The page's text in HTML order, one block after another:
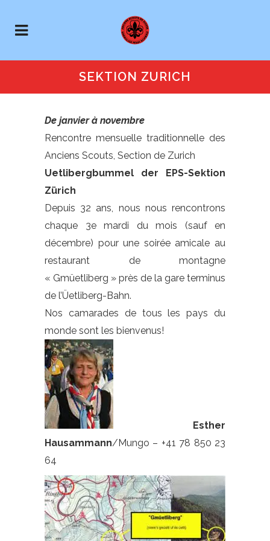
SEKTION ZURICH
De janvier à novembre
Rencontre mensuelle traditionnelle des
Anciens Scouts, Section de Zurich
Uetlibergbummel der EPS-Sektion
Zürich
Depuis 32 ans, nous nous rencontrons
chaque 3e mardi du mois (sauf en
décembre) pour une soirée amicale au
restaurant de montagne
« Gmüetliberg » près de la gare terminus
de l’Üetliberg-Bahn.
Nos camarades de tous les pays du
monde sont les bienvenus!
Esther
Hausammann/Mungo – +41 78 850 23
64